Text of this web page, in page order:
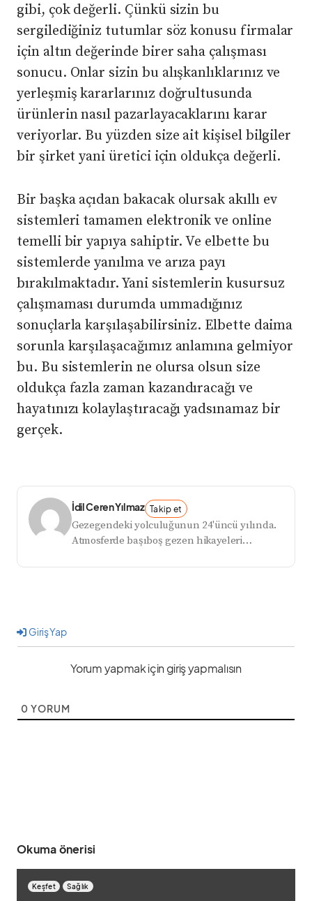
gibi, çok değerli. Çünkü sizin bu
sergilediğiniz tutumlar söz konusu firmalar
için altın değerinde birer saha çalışması
sonucu. Onlar sizin bu alışkanlıklarınız ve
yerleşmiş kararlarınız doğrultusunda
ürünlerin nasıl pazarlayacaklarını karar
veriyorlar. Bu yüzden size ait kişisel bilgiler
bir şirket yani üretici için oldukça değerli.
Bir başka açıdan bakacak olursak akıllı ev
sistemleri tamamen elektronik ve online
temelli bir yapıya sahiptir. Ve elbette bu
sistemlerde yanılma ve arıza payı
bırakılmaktadır. Yani sistemlerin kusursuz
çalışmaması durumda ummadığınız
sonuçlarla karşılaşabilirsiniz. Elbette daima
sorunla karşılaşacağımız anlamına gelmiyor
bu. Bu sistemlerin ne olursa olsun size
oldukça fazla zaman kazandıracağı ve
hayatınızı kolaylaştıracağı yadsınamaz bir
gerçek.
İdil Ceren Yılmaz Takip et
Gezegendeki yolculuğunun 24'üncü yılında.
Atmosferde başıboş gezen hikayeleri
tutkusu.
Giriş Yap
Yorum yapmak için giriş yapmalısın
0 YORUM
Okuma önerisi
Keşfet Sağlık